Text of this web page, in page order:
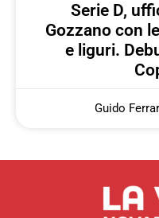
Serie D,
Gozzano con
e liguri.
Guido